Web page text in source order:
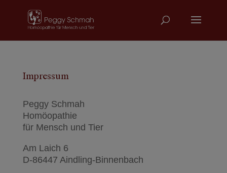
Impressum
Peggy Schmah
Homöopathie
für Mensch und Tier
Am Laich 6
D-86447 Aindling-Binnenbach